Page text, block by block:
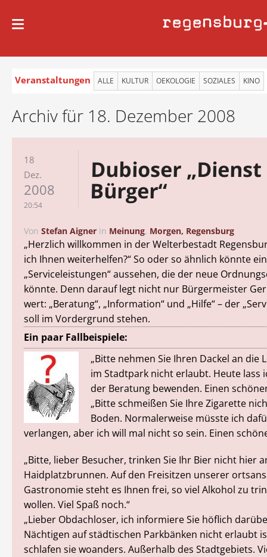
regensburg
Veranstaltungen ALLE KULTUR OEKOLOGIE SOZIALES KINO
Archiv für 18. Dezember 2008
18
Dez.
2008
20:54
Dubioser
Bürger“
Von Stefan Aigner in Meinung, Morgen, Regensburg
„Herzlich willkommen in der Welterbestadt
ich Ihnen weiterhelfen?“ So oder so ähnlich könnte
„Serviceleistungen“ aussehen, die der neue
könnte. Denn darauf legt nicht nur Bürgermeister
wert: „Beratung“, „Information“ und „Hilfe“ – der
soll im Vordergrund stehen.
Ein paar Fallbeispiele:
„Bitte nehmen Sie Ihren Dackel an die
im Stadtpark nicht erlaubt. Heute lass
der Beratung bewenden. Einen
„Bitte schmeißen Sie Ihre Zigarette
Boden. Normalerweise müsste ich
verlangen, aber ich will mal nicht so sein. Einen
„Bitte, lieber Besucher, trinken Sie Ihr Bier nicht hier
Haidplatzbrunnen. Auf den Freisitzen unserer
Gastronomie steht es Ihnen frei, so viel Alkohol zu
wollen. Viel Spaß noch.“
„Lieber Obdachloser, ich informiere Sie höflich
Nächtigen auf städtischen Parkbänken nicht erlaubt
schlafen sie woanders. Außerhalb des Stadtgebiets.